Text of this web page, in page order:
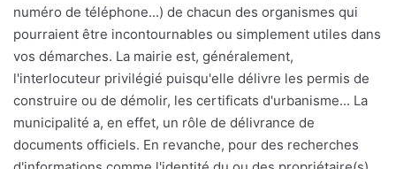
numéro de téléphone...) de chacun des organismes qui
pourraient être incontournables ou simplement utiles dans
vos démarches. La mairie est, généralement,
l'interlocuteur privilégié puisqu'elle délivre les permis de
construire ou de démolir, les certificats d'urbanisme... La
municipalité a, en effet, un rôle de délivrance de
documents officiels. En revanche, pour des recherches